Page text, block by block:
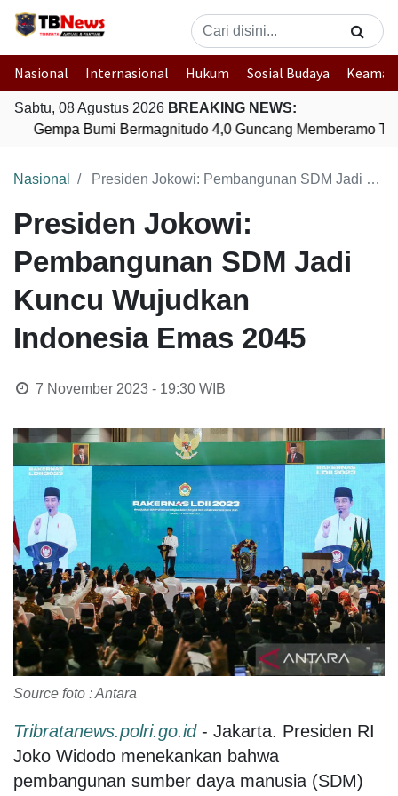
Nasional Internasional Hukum Sosial Budaya
Sabtu, 08 Agustus 2026 BREAKING NEWS:
Gempa Bumi Bermagnitudo 4,0 Guncang Memberamo
Nasional Presiden Jokowi: Pembangunan SDM Jadi Kuncu Wujudkan Indonesia Emas 2045
Presiden Jokowi:
Pembangunan SDM Jadi
Kuncu Wujudkan
Indonesia Emas 2045
7 November 2023 - 19:30WIB
Source foto : Antara
Tribratanews.polri.go.id- Jakarta. Presiden RI
Joko Widodo menekankan bahwa
pembangunan sumber daya manusia (SDM)